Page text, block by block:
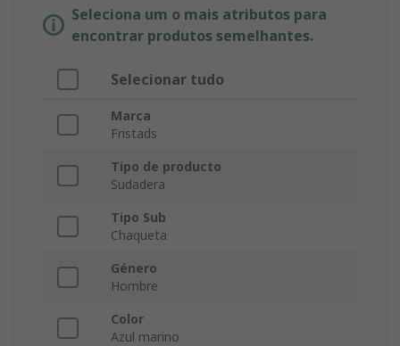
Seleciona um o mais atributos para
encontrar produtos semelhantes.
Selecionar tudo
Marca
Fristads
Tipo de producto
Sudadera
Tipo Sub
Chaqueta
Género
Hombre
Color
Azul marino